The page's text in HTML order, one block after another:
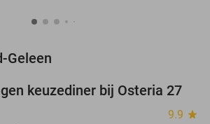
Geleen
41%
keuzediner bij Osteria 27
9.9 star